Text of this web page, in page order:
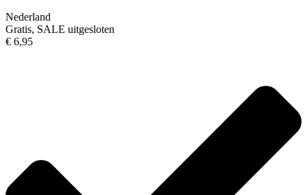
Nederland
Gratis, SALE uitgesloten
€ 6,95